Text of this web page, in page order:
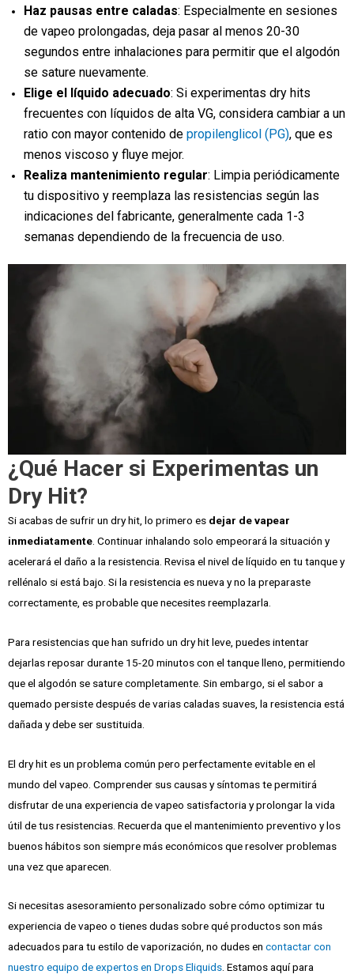
Haz pausas entre caladas: Especialmente en sesiones
de vapeo prolongadas, deja pasar al menos 20-30
segundos entre inhalaciones para permitir que el algodón
se sature nuevamente.
Elige el líquido adecuado: Si experimentas dry hits
frecuentes con líquidos de alta VG, considera cambiar a un
ratio con mayor contenido de propilenglicol (PG), que es
menos viscoso y fluye mejor.
Realiza mantenimiento regular: Limpia periódicamente
tu dispositivo y reemplaza las resistencias según las
indicaciones del fabricante, generalmente cada 1-3
semanas dependiendo de la frecuencia de uso.
¿Qué Hacer si Experimentas un
Dry Hit?
Si acabas de sufrir un dry hit, lo primero es dejar de vapear
inmediatamente . Continuar inhalando solo empeorará la situación y
acelerará el daño a la resistencia. Revisa el nivel de líquido en tu tanque y
rellénalo si está bajo. Si la resistencia es nueva y no la preparaste
correctamente, es probable que necesites reemplazarla.
Para resistencias que han sufrido un dry hit leve, puedes intentar
dejarlas reposar durante 15-20 minutos con el tanque lleno, permitiendo
que el algodón se sature completamente. Sin embargo, si el sabor a
quemado persiste después de varias caladas suaves, la resistencia está
dañada y debe ser sustituida.
El dry hit es un problema común pero perfectamente evitable en el
mundo del vapeo. Comprender sus causas y síntomas te permitirá
disfrutar de una experiencia de vapeo satisfactoria y prolongar la vida
útil de tus resistencias. Recuerda que el mantenimiento preventivo y los
buenos hábitos son siempre más económicos que resolver problemas
una vez que aparecen.
Si necesitas asesoramiento personalizado sobre cómo optimizar tu
experiencia de vapeo o tienes dudas sobre qué productos son más
adecuados para tu estilo de vaporización, no dudes en contactar con
nuestro equipo de expertos en Drops Eliquids. Estamos aquí para